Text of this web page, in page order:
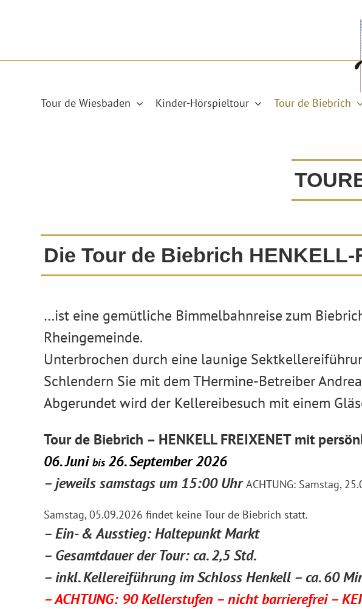
Tour de Wiesbaden Kinder-Hörspieltour Tour de Biebrich
Die Tour de Biebrich HENKELL-
…ist eine gemütliche Bimmelbahnreise zum
Rheingemeinde.
Unterbrochen durch eine launige
Schlendern Sie mit dem THermine-Betreiber
Abgerundet wird der Kellereibesuch mit einem
Tour de Biebrich – HENKELL FREIXENET mit
06. Juni bis 26. September 2026
– jeweils samstags um 15:00 UhrACHTUNG: Samstag,
Samstag, 05.09.2026 findet keine Tour de Biebrich statt.
– Ein- & Ausstieg: Haltepunkt Markt
– Gesamtdauer der Tour: ca. 2,5 Std.
– inkl. Kellereiführung im Schloss Henkell – ca. 60
– ACHTUNG: 90 Kellerstufen – nicht barrierefrei –